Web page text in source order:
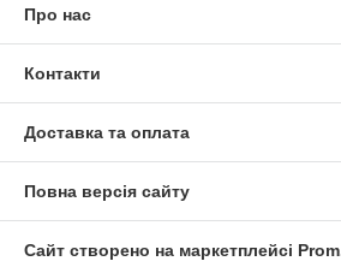
Про нас
Контакти
Доставка та оплата
Повна версія сайту
Сайт створено на маркетплейсі